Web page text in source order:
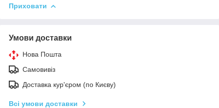
Приховати
Умови доставки
Нова Пошта
Самовивіз
Доставка кур'єром (по Києву)
Всі умови доставки